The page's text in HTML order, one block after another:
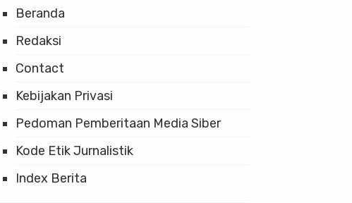
Beranda
Redaksi
Contact
Kebijakan Privasi
Pedoman Pemberitaan Media Siber
Kode Etik Jurnalistik
Index Berita